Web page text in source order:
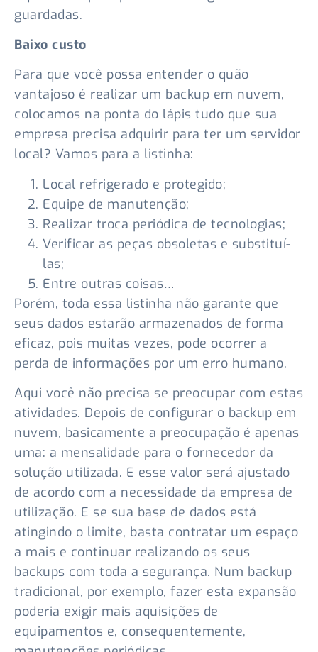
guardadas.
Baixo custo
Para que você possa entender o quão
vantajoso é realizar um backup em nuvem,
colocamos na ponta do lápis tudo que sua
empresa precisa adquirir para ter um servidor
local? Vamos para a listinha:
Local refrigerado e protegido;
Equipe de manutenção;
Realizar troca periódica de tecnologias;
Verificar as peças obsoletas e substituí-
las;
Entre outras coisas…
Porém, toda essa listinha não garante que
seus dados estarão armazenados de forma
eficaz, pois muitas vezes, pode ocorrer a
perda de informações por um erro humano.
Aqui você não precisa se preocupar com estas
atividades. Depois de configurar o backup em
nuvem, basicamente a preocupação é apenas
uma: a mensalidade para o fornecedor da
solução utilizada. E esse valor será ajustado
de acordo com a necessidade da empresa de
utilização. E se sua base de dados está
atingindo o limite, basta contratar um espaço
a mais e continuar realizando os seus
backups com toda a segurança. Num backup
tradicional, por exemplo, fazer esta expansão
poderia exigir mais aquisições de
equipamentos e, consequentemente,